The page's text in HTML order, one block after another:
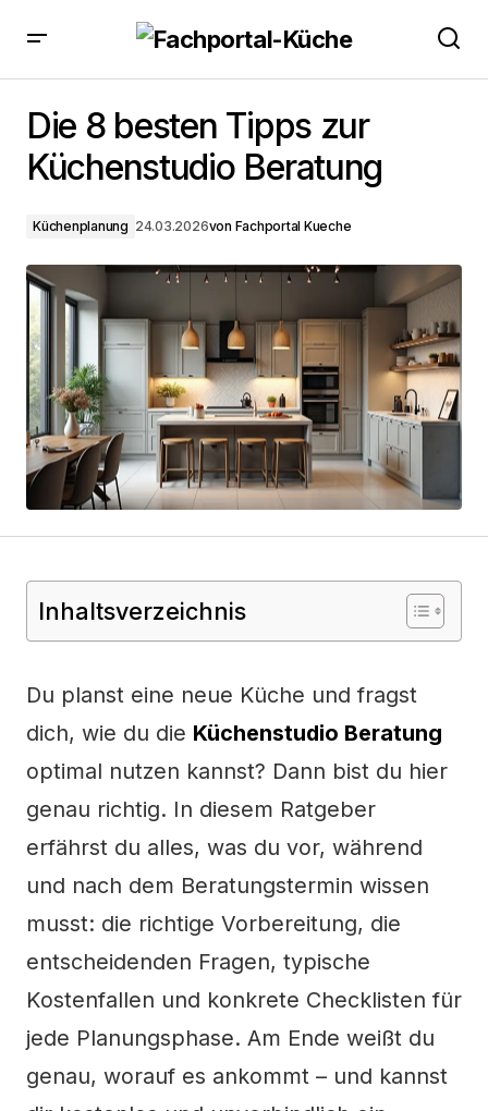
Die 8 besten Tipps zur
Küchenstudio Beratung
Küchenplanung 24.03.2026von Fachportal Kueche
Inhaltsverzeichnis
Du planst eine neue Küche und fragst
dich, wie du die Küchenstudio Beratung
optimal nutzen kannst? Dann bist du hier
genau richtig. In diesem Ratgeber
erfährst du alles, was du vor, während
und nach dem Beratungstermin wissen
musst: die richtige Vorbereitung, die
entscheidenden Fragen, typische
Kostenfallen und konkrete Checklisten für
jede Planungsphase. Am Ende weißt du
genau, worauf es ankommt – und kannst